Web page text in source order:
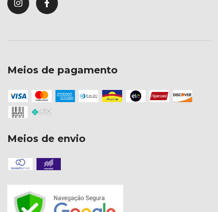
Meios de pagamento
Meios de envio